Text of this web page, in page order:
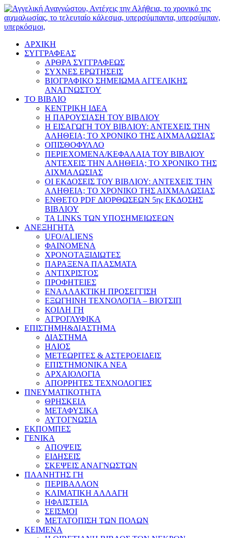
ΑΡΧΙΚΗ
ΣΥΓΓΡΑΦΕΑΣ
ΑΡΘΡΑ ΣΥΓΓΡΑΦΕΩΣ
ΣΥΧΝΕΣ ΕΡΩΤΗΣΕΙΣ
ΒΙΟΓΡΑΦΙΚΟ ΣΗΜΕΙΩΜΑ ΑΓΓΕΛΙΚΗΣ
ΑΝΑΓΝΩΣΤΟΥ
ΤΟ ΒΙΒΛΙΟ
ΚΕΝΤΡΙΚΗ ΙΔΕΑ
Η ΠΑΡΟΥΣΙΑΣΗ ΤΟΥ ΒΙΒΛΙΟΥ
Η ΕΙΣΑΓΩΓΗ ΤΟΥ ΒΙΒΛΙΟΥ: ΑΝΤΕΧΕΙΣ ΤΗΝ
ΑΛΗΘΕΙΑ; ΤΟ ΧΡΟΝΙΚΟ ΤΗΣ ΑΙΧΜΑΛΩΣΙΑΣ
ΟΠΙΣΘΟΦΥΛΛΟ
ΠΕΡΙΕΧΟΜΕΝΑ/ΚΕΦΑΛΑΙΑ ΤΟΥ ΒΙΒΛΙΟΥ
ΑΝΤΕΧΕΙΣ ΤΗΝ ΑΛΗΘΕΙΑ; ΤΟ ΧΡΟΝΙΚΟ ΤΗΣ
ΑΙΧΜΑΛΩΣΙΑΣ
ΟΙ ΕΚΔΟΣΕΙΣ ΤΟΥ ΒΙΒΛΙΟΥ: ΑΝΤΕΧΕΙΣ ΤΗΝ
ΑΛΗΘΕΙΑ; ΤΟ ΧΡΟΝΙΚΟ ΤΗΣ ΑΙΧΜΑΛΩΣΙΑΣ
ΕΝΘΕΤΟ PDF ΔΙΟΡΘΩΣΕΩΝ 5ης ΕΚΔΟΣΗΣ
ΒΙΒΛΙΟΥ
ΤΑ LINKS ΤΩΝ ΥΠΟΣΗΜΕΙΩΣΕΩΝ
ΑΝΕΞΗΓΗΤΑ
UFO/ALIENS
ΦΑΙΝΟΜΕΝΑ
ΧΡΟΝΟΤΑΞΙΔΙΩΤΕΣ
ΠΑΡΑΞΕΝΑ ΠΛΑΣΜΑΤΑ
ΑΝΤΙΧΡΙΣΤΟΣ
ΠΡΟΦΗΤΕΙΕΣ
ΕΝΑΛΛΑΚΤΙΚΗ ΠΡΟΣΕΓΓΙΣΗ
ΕΞΩΓΗΙΝΗ ΤΕΧΝΟΛΟΓΙΑ – ΒΙΟΤΣΙΠ
ΚΟΙΛΗ ΓΗ
ΑΓΡΟΓΛΥΦΙΚΑ
ΕΠΙΣΤΗΜΗ&ΔΙΑΣΤΗΜΑ
ΔΙΑΣΤΗΜΑ
ΗΛΙΟΣ
ΜΕΤΕΩΡΙΤΕΣ & ΑΣΤΕΡΟΕΙΔΕΙΣ
ΕΠΙΣΤΗΜΟΝΙΚΑ ΝΕΑ
ΑΡΧΑΙΟΛΟΓΙΑ
ΑΠΟΡΡΗΤΕΣ ΤΕΧΝΟΛΟΓΙΕΣ
ΠΝΕΥΜΑΤΙΚΟΤΗΤΑ
ΘΡΗΣΚΕΙΑ
ΜΕΤΑΦΥΣΙΚΑ
ΑΥΤΟΓΝΩΣΙΑ
ΕΚΠΟΜΠΕΣ
ΓΕΝΙΚΑ
ΑΠΟΨΕΙΣ
ΕΙΔΗΣΕΙΣ
ΣΚΕΨΕΙΣ ΑΝΑΓΝΩΣΤΩΝ
ΠΛΑΝΗΤΗΣ ΓΗ
ΠΕΡΙΒΑΛΛΟΝ
ΚΛΙΜΑΤΙΚΗ ΑΛΛΑΓΗ
ΗΦΑΙΣΤΕΙΑ
ΣΕΙΣΜΟΙ
ΜΕΤΑΤΟΠΙΣΗ ΤΩΝ ΠΟΛΩΝ
ΚΕΙΜΕΝΑ